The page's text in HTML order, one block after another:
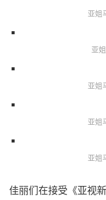
亚姐
亚
亚姐
亚姐
亚姐
佳丽们在接受《亚视